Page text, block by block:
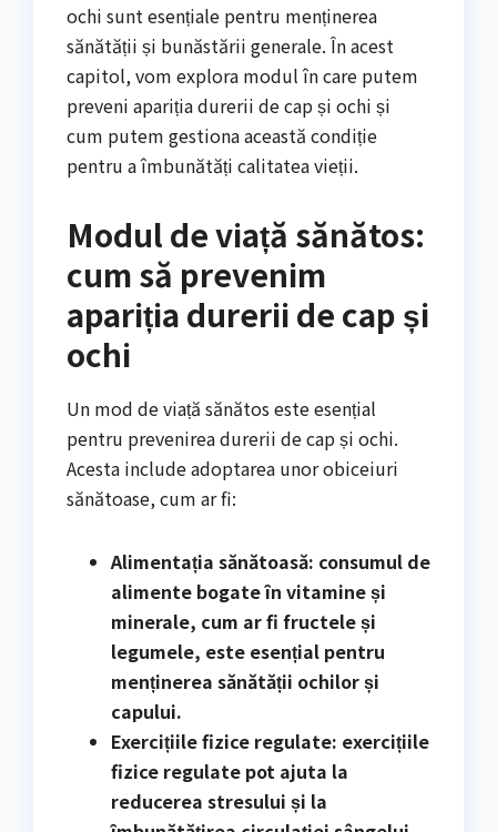
ochi sunt esențiale pentru menținerea
sănătății și bunăstării generale. În acest
capitol, vom explora modul în care putem
preveni apariția durerii de cap și ochi și
cum putem gestiona această condiție
pentru a îmbunătăți calitatea vieții.
Modul de viață sănătos:
cum să prevenim
apariția durerii de cap și
ochi
Un mod de viață sănătos este esențial
pentru prevenirea durerii de cap și ochi.
Acesta include adoptarea unor obiceiuri
sănătoase, cum ar fi:
Alimentația sănătoasă: consumul de
alimente bogate în vitamine și
minerale, cum ar fi fructele și
legumele, este esențial pentru
menținerea sănătății ochilor și
capului.
Exercițiile fizice regulate: exercițiile
fizice regulate pot ajuta la
reducerea stresului și la